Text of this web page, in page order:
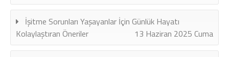
İşitme Sorunları Yaşayanlar İçin Günlük Hayatı
Kolaylaştıran Öneriler
13 Haziran 2025 Cuma